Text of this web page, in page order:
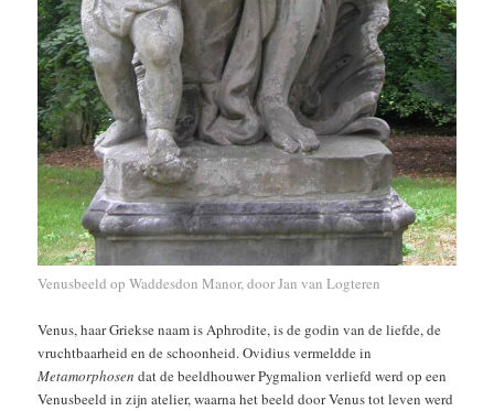
Venusbeeld op Waddesdon Manor, door Jan van Logteren
Venus, haar Griekse naam is Aphrodite, is de godin van de liefde, de
vruchtbaarheid en de schoonheid. Ovidius vermeldde in
Metamorphosen dat de beeldhouwer Pygmalion verliefd werd op een
Venusbeeld in zijn atelier, waarna het beeld door Venus tot leven werd